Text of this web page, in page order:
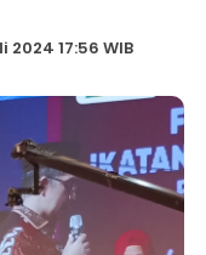
2024 17:56 WIB